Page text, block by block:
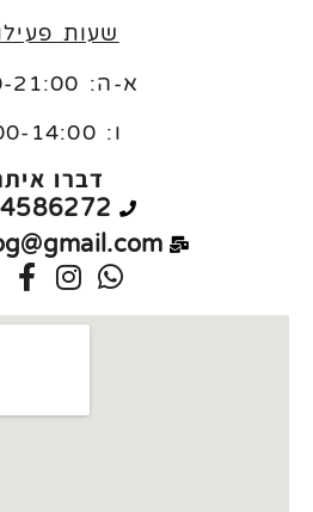
שעות
א-ה: 9:00-21:00
ו: 14:00
דברו